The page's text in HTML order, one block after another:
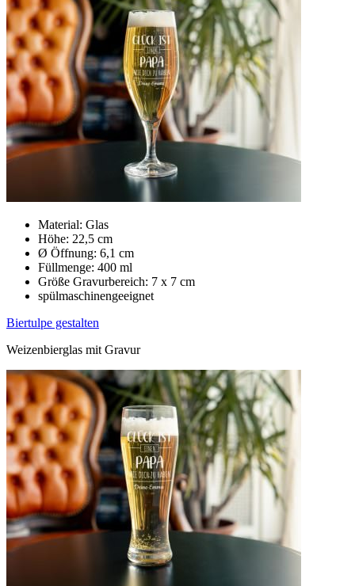
Material: Glas
Höhe: 22,5 cm
Ø Öffnung: 6,1 cm
Füllmenge: 400 ml
Größe Gravurbereich: 7 x 7 cm
spülmaschinengeeignet
Biertulpe gestalten
Weizenbierglas mit Gravur